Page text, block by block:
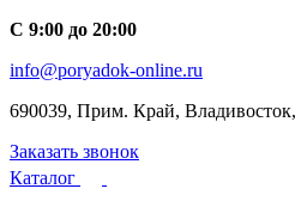
С 9:00 до 20:00
info@poryadok-online.ru
690039, Прим. Край,
Заказать звонок
Каталог